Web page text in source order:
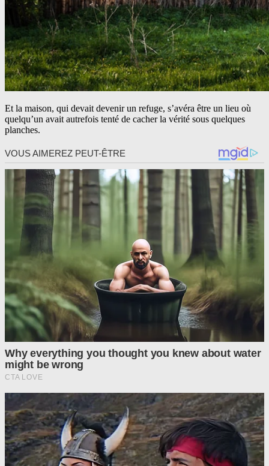
Et la maison, qui devait devenir un refuge, s’avéra être un lieu où
quelqu’un avait autrefois tenté de cacher la vérité sous quelques
planches.